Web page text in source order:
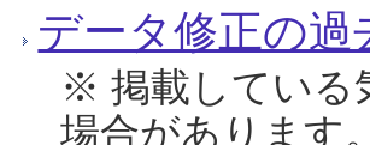
データ修正の
※ 掲載している
場合があります